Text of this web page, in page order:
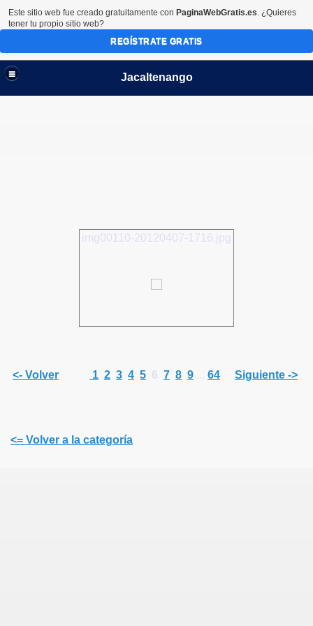
Jacaltenango
img00110-20120407-1716.jpg
<- Volver 1 2 3 4 5 6 7 8 9 ... 64 Siguiente ->
<= Volver a la categoría
Este sitio web fue creado gratuitamente con PaginaWebGratis.es. ¿Quieres
tener tu propio sitio web?
REGÍSTRATE GRATIS